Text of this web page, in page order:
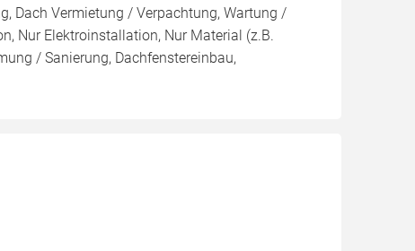
Dach Vermietung / Verpachtung, Wartung /
Nur Elektroinstallation, Nur Material (z.B.
/ Sanierung, Dachfenstereinbau,